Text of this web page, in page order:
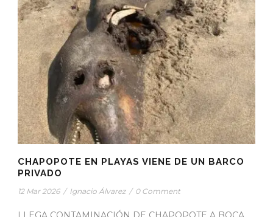
CHAPOPOTE EN PLAYAS VIENE DE UN BARCO
PRIVADO
12 Mar 2026 / Ignacio Álvarez / 0 Comment